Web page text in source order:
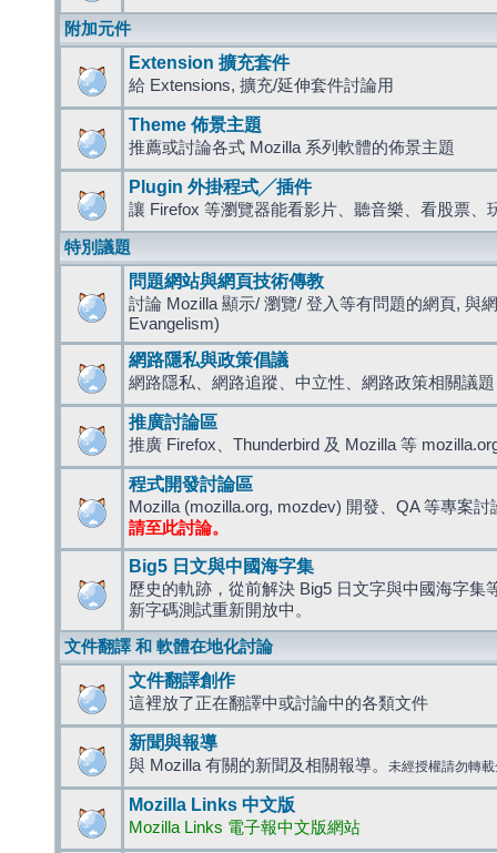
附加元件
Extension 擴充套件
給 Extensions, 擴充/延伸套件討論用
Theme 佈景主題
推薦或討論各式 Mozilla 系列軟體的佈景主題
Plugin 外掛程式╱插件
讓 Firefox 等瀏覽器能看影片、聽音樂、看股票、
特別議題
問題網站與網頁技術傳教
討論 Mozilla 顯示/ 瀏覽/ 登入等有問題的網頁, 與
Evangelism)
網路隱私與政策倡議
網路隱私、網路追蹤、中立性、網路政策相關議題
推廣討論區
推廣 Firefox、Thunderbird 及 Mozilla 等
程式開發討論區
Mozilla (mozilla.org, mozdev) 開發、QA 等專案討
請至此討論。
Big5 日文與中國海字集
歷史的軌跡，從前解決 Big5 日文字與中國海字集
新字碼測試重新開放中。
文件翻譯 和 軟體在地化討論
文件翻譯創作
這裡放了正在翻譯中或討論中的各類文件
新聞與報導
與 Mozilla 有關的新聞及相關報導。 未經授權請勿轉
Mozilla Links 中文版
Mozilla Links 電子報中文版網站